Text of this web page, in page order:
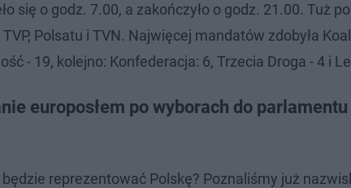
się o godz. 7.00, a zakończyło o godz. 21.00. Tuż
Polsatu i TVN. Najwięcej mandatów zdobyła
- 19, kolejno: Konfederacja: 6, Trzecia Droga - 4 i
europosłem po wyborach do parlamentu
reprezentować Polskę? Poznaliśmy już